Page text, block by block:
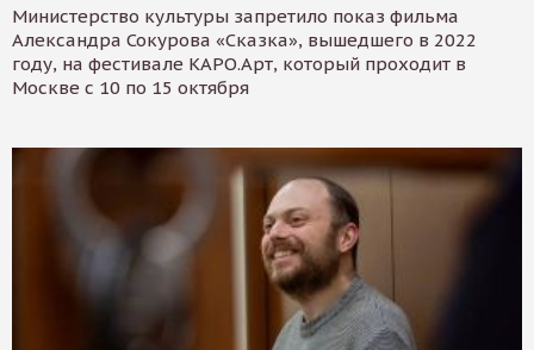
Министерство культуры запретило показ фильма
Александра Сокурова «Сказка», вышедшего в 2022
году, на фестивале КАРО.Арт, который проходит в
Москве с 10 по 15 октября